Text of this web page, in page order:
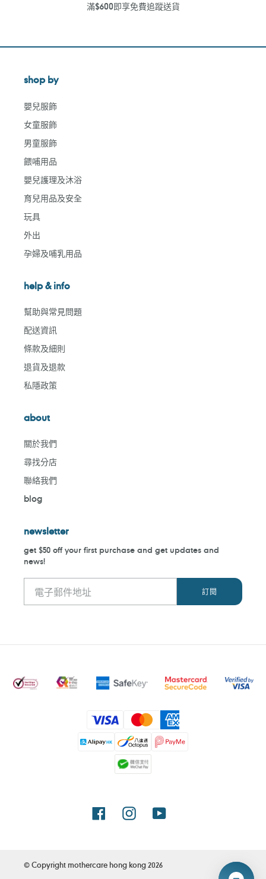
滿$600即享免費追蹤送貨
shop by
嬰兒服飾
女童服飾
男童服飾
餵哺用品
嬰兒護理及沐浴
育兒用品及安全
玩具
外出
孕婦及哺乳用品
help & info
幫助與常見問題
配送資訊
條款及細則
退貨及退款
私隱政策
about
關於我們
尋找分店
聯絡我們
blog
newsletter
get $50 off your first purchase and get updates and
news!
付
款
方
式
FacebookInstagramYouTube
© Copyright mothercare hong kong2026